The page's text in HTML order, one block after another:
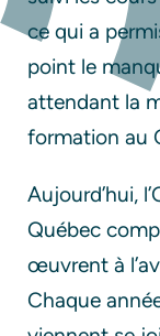
ce qui a
point le
attendant la
formation au
Aujourd’hui,
Québec
œuvrent à
Chaque